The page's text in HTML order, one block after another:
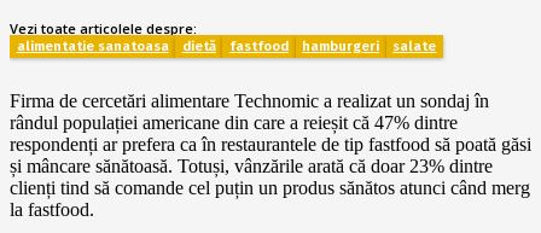
Vezi toate articolele despre:
alimentatie sanatoasa dietă fastfood hamburgeri salate
Firma de cercetări alimentare Technomic a realizat un sondaj în
rândul populației americane din care a reieșit că 47% dintre
respondenți ar prefera ca în restaurantele de tip fastfood să poată găsi
și mâncare sănătoasă. Totuși, vânzările arată că doar 23% dintre
clienți tind să comande cel puțin un produs sănătos atunci când merg
la fastfood.